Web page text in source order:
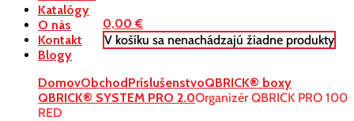
0,00€
V košíku sa nenachádzajú žiadne produkty
Katalógy
O nás
Kontakt
Blogy
DomovObchodPríslušenstvoQBRICK® boxy
QBRICK® SYSTEM PRO 2.0Organizér QBRICK PRO 100
RED